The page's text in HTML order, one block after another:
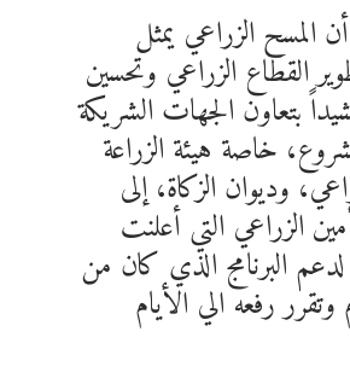
المسح الزراعي يمثل
القطاع الزراعي وتحسين
بتعاون الجهات الشريكة
خاصة هيئة الزراعة
وديوان الزكاة، إلى
الزراعي التي أعلنت
البرنامج الذي كان من
وتقرر رفعه الي الأيام